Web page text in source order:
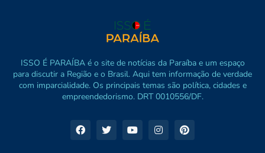
ISSO É PARAÍBA é o site de notícias da Paraíba e um espaço
para discutir a Região e o Brasil. Aqui tem informação de verdade
com imparcialidade. Os principais temas são política, cidades e
empreendedorismo. DRT 0010556/DF.